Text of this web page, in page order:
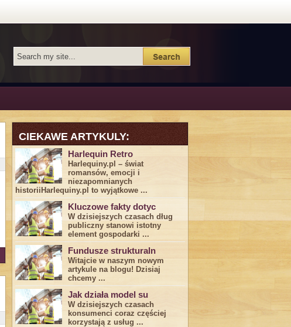
CIEKAWE ARTYKULY:
Harlequin Retro
Harlequiny.pl – świat
romansów, emocji i
niezapomnianych
historiiHarlequiny.pl to wyjątkowe ...
Kluczowe fakty dotyc
W dzisiejszych czasach dług
publiczny stanowi istotny
element gospodarki ...
Fundusze strukturaln
Witajcie w naszym nowym
artykule na blogu! Dzisiaj
chcemy ...
Jak działa model su
W dzisiejszych czasach
konsumenci ‌coraz częściej
korzystają z usług⁤ ...